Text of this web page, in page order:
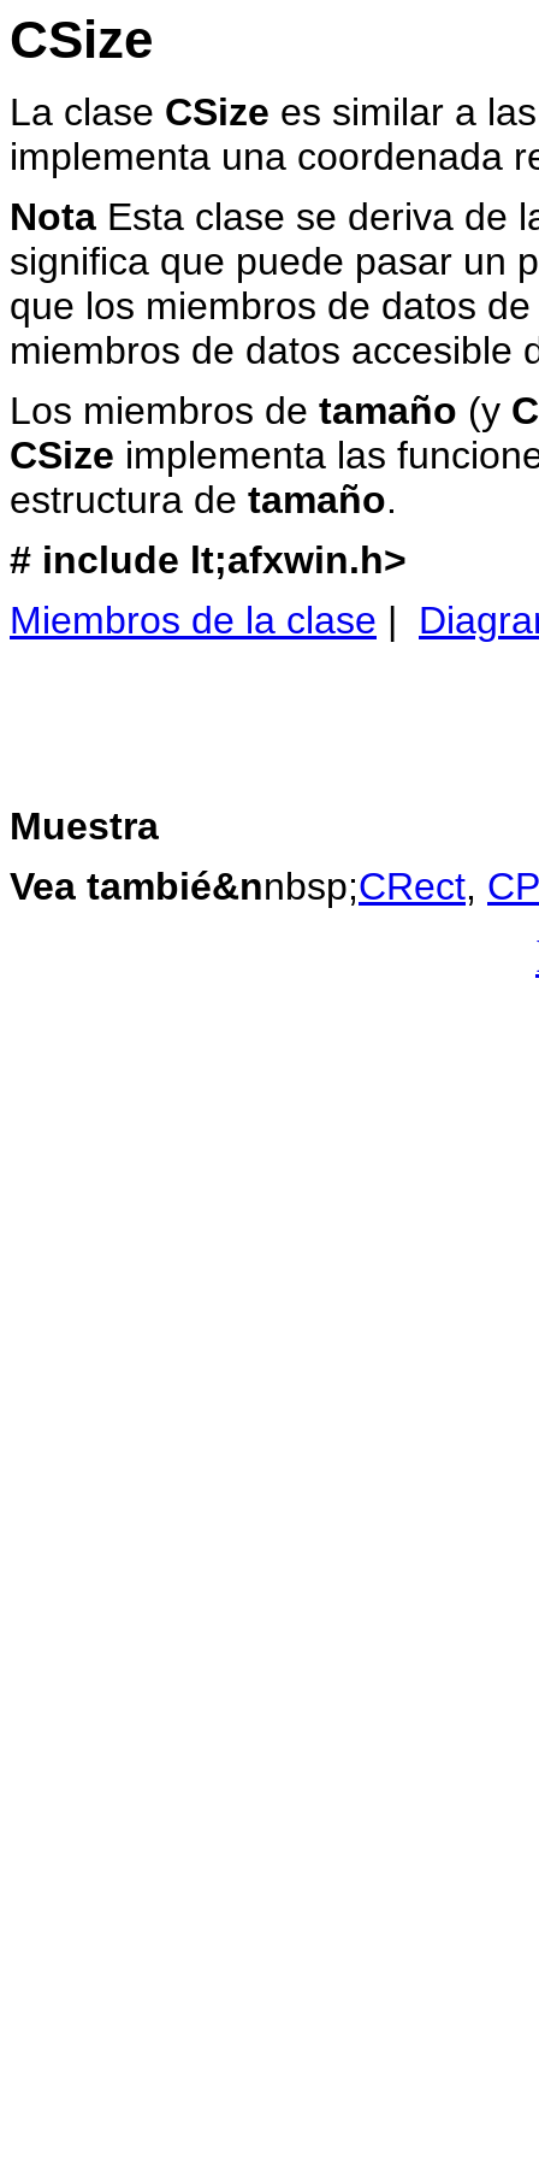
CSize
La clase CSize es similar a
implementa una coordenada
Nota Esta clase se deriva de
significa que puede pasar un
que los miembros de datos
miembros de datos accesible
Los miembros de tamaño (y
CSize implementa las
estructura de tamaño.
# include lt;afxwin.h>
Miembros de la clase |
Muestra
Vea tambié&nnbsp;CRect,